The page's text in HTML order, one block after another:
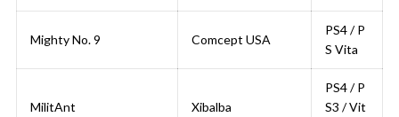
Mighty No. 9 Comcept USA
PS4 / P
S Vita
MilitAnt Xibalba
PS4 / P
S3 / Vit